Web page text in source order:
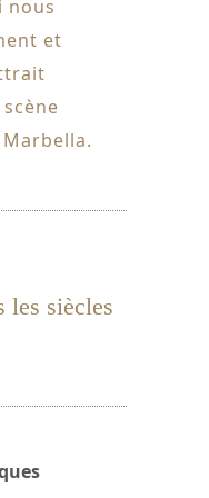
nous
et
les siècles